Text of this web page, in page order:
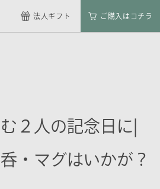
法人ギフト ご購入はコチラ
２人の記念日に|
・マグはいかが？